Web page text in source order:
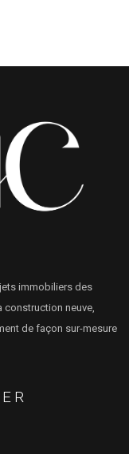
immobiliers des
construction neuve,
de façon sur-mesure